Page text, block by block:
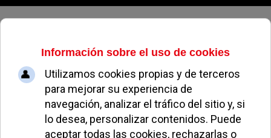
Jueves, 06 de agosto de 2026
Abiertas las inscripciones para las
Escuelas Deportivas
ÁLVARO RAMOS IZQUIERDO
FÚTBOL POZUELO